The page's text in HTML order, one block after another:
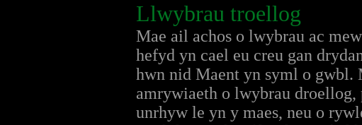
Llwybrau troellog
Mae ail achos o lwybrau ac
hefyd yn cael eu creu gan
hwn nid Maent yn syml o gwbl.
amrywiaeth o lwybrau droellog,
unrhyw le yn y maes, neu o